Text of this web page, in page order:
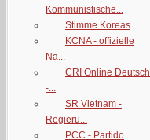
Kommunistische...
Stimme Koreas
KCNA - offizielle
Na...
CRI Online Deutsch
-...
SR Vietnam -
Regieru...
PCC - Partido